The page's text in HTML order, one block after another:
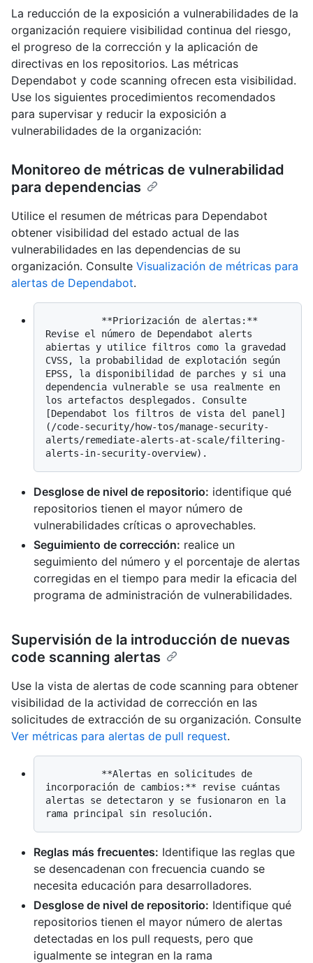
La reducción de la exposición a vulnerabilidades de la
organización requiere visibilidad continua del riesgo,
el progreso de la corrección y la aplicación de
directivas en los repositorios. Las métricas
Dependabot y code scanning ofrecen esta visibilidad.
Use los siguientes procedimientos recomendados
para supervisar y reducir la exposición a
vulnerabilidades de la organización:
Monitoreo de métricas de vulnerabilidad
para dependencias
Utilice el resumen de métricas para Dependabot
obtener visibilidad del estado actual de las
vulnerabilidades en las dependencias de su
organización. Consulte Visualización de métricas para
alertas de Dependabot.
Revise el número de Dependabot alerts
abiertas y utilice filtros como la gravedad
CVSS, la probabilidad de explotación según
EPSS, la disponibilidad de parches y si una
dependencia vulnerable se usa realmente en
los artefactos desplegados. Consulte
[Dependabot los filtros de vista del panel]
(/code-security/how-tos/manage-security-
alerts/remediate-alerts-at-scale/filtering-
Desglose de nivel de repositorio: identifique qué
repositorios tienen el mayor número de
vulnerabilidades críticas o aprovechables.
Seguimiento de corrección: realice un
seguimiento del número y el porcentaje de alertas
corregidas en el tiempo para medir la eficacia del
programa de administración de vulnerabilidades.
Supervisión de la introducción de nuevas
code scanning alertas
Use la vista de alertas de code scanning para obtener
visibilidad de la actividad de corrección en las
solicitudes de extracción de su organización. Consulte
Ver métricas para alertas de pull request.
incorporación de cambios:** revise cuántas
alertas se detectaron y se fusionaron en la
Reglas más frecuentes: Identifique las reglas que
se desencadenan con frecuencia cuando se
necesita educación para desarrolladores.
Desglose de nivel de repositorio: Identifique qué
repositorios tienen el mayor número de alertas
detectadas en los pull requests, pero que
igualmente se integran en la rama